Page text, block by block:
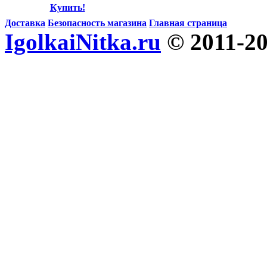
Купить!
Доставка Безопасность магазина Главная страница
IgolkaiNitka.ru © 2011-